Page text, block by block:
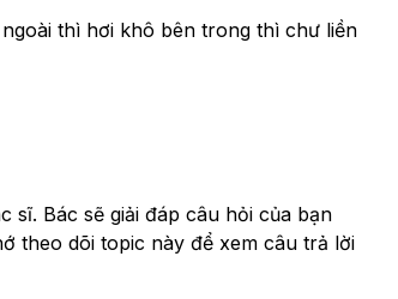
thì hơi khô bên trong thì chư liền
sĩ. Bác sẽ giải đáp câu hỏi của bạn
theo dõi topic này để xem câu trả lời